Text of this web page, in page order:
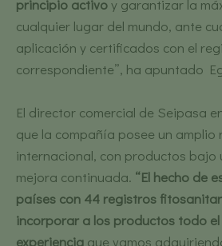
principio activoy garantizar la
cualquier lugar del mundo, ante
aplicación y certificados con el
correspondiente”, ha apuntado
El director comercial de Seipasa
que la compañía posee un amplio
internacional, con productos bajo
mejora continuada. “El hecho de
países con 44 registros
incorporar a los productos todo
experiencia que vamos